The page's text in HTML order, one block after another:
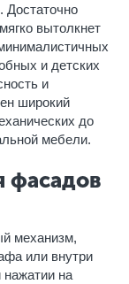
Достаточно
вытолкнет
и детских
и
широкий
до
мебели.
фасадов
механизм,
или внутри
нажатии на